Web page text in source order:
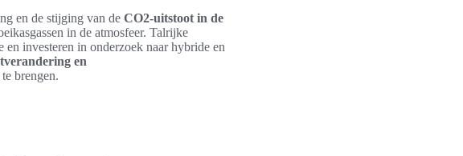
en de stijging van de CO2-uitstoot in de
in de atmosfeer. Talrijke
investeren in onderzoek naar hybride en
en
brengen.